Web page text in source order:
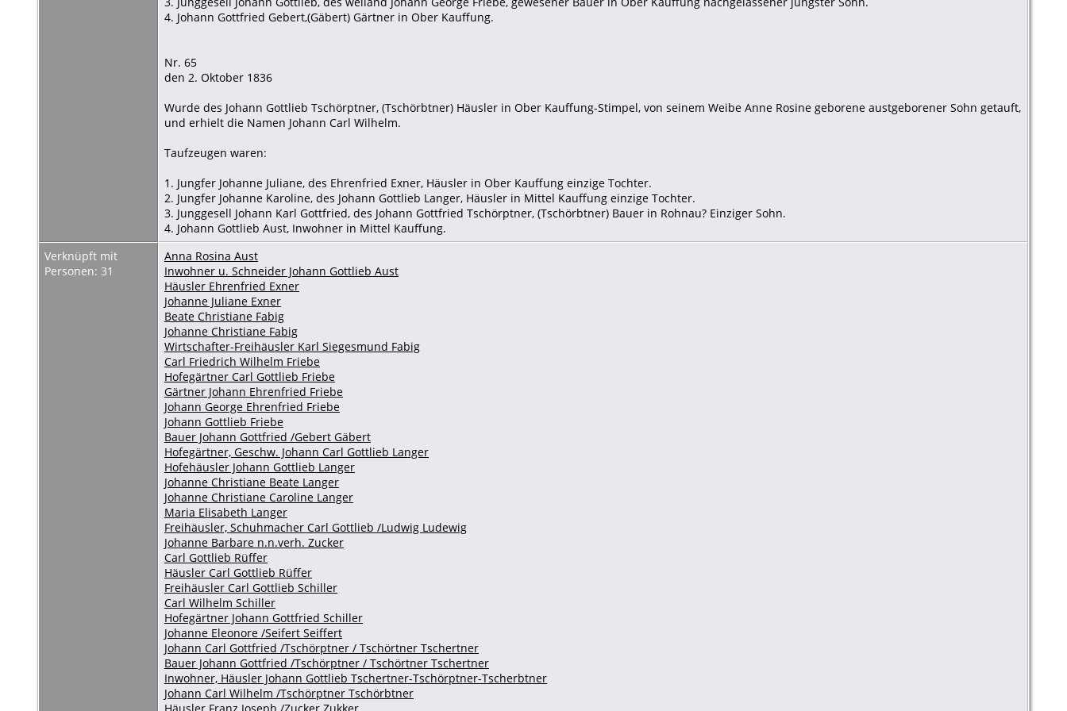
4. Johann Gottfried Gebert,(Gäbert) Gärtner in Ober Kauffung.
Nr. 65
den 2. Oktober 1836
Wurde des Johann Gottlieb Tschörptner, (Tschörbtner) Häusler in Ober Kauffung-Stimpel, von seinem Weibe Anne Rosine geborene austgeborener Sohn getauft,
und erhielt die Namen Johann Carl Wilhelm.
Taufzeugen waren:
1. Jungfer Johanne Juliane, des Ehrenfried Exner, Häusler in Ober Kauffung einzige Tochter.
2. Jungfer Johanne Karoline, des Johann Gottlieb Langer, Häusler in Mittel Kauffung einzige Tochter.
3. Junggesell Johann Karl Gottfried, des Johann Gottfried Tschörptner, (Tschörbtner) Bauer in Rohnau? Einziger Sohn.
4. Johann Gottlieb Aust, Inwohner in Mittel Kauffung.
Verknüpft mit
Personen: 31
Anna Rosina Aust
Inwohner u. Schneider Johann Gottlieb Aust
Häusler Ehrenfried Exner
Johanne Juliane Exner
Beate Christiane Fabig
Johanne Christiane Fabig
Wirtschafter-Freihäusler Karl Siegesmund Fabig
Carl Friedrich Wilhelm Friebe
Hofegärtner Carl Gottlieb Friebe
Gärtner Johann Ehrenfried Friebe
Johann George Ehrenfried Friebe
Johann Gottlieb Friebe
Bauer Johann Gottfried /Gebert Gäbert
Hofegärtner, Geschw. Johann Carl Gottlieb Langer
Hofehäusler Johann Gottlieb Langer
Johanne Christiane Beate Langer
Johanne Christiane Caroline Langer
Maria Elisabeth Langer
Freihäusler, Schuhmacher Carl Gottlieb /Ludwig Ludewig
Johanne Barbare n.n.verh. Zucker
Carl Gottlieb Rüffer
Häusler Carl Gottlieb Rüffer
Freihäusler Carl Gottlieb Schiller
Carl Wilhelm Schiller
Hofegärtner Johann Gottfried Schiller
Johanne Eleonore /Seifert Seiffert
Johann Carl Gottfried /Tschörptner / Tschörtner Tschertner
Bauer Johann Gottfried /Tschörptner / Tschörtner Tschertner
Inwohner, Häusler Johann Gottlieb Tschertner-Tschörptner-Tscherbtner
Johann Carl Wilhelm /Tschörptner Tschörbtner
Häusler Franz Joseph /Zucker Zukker